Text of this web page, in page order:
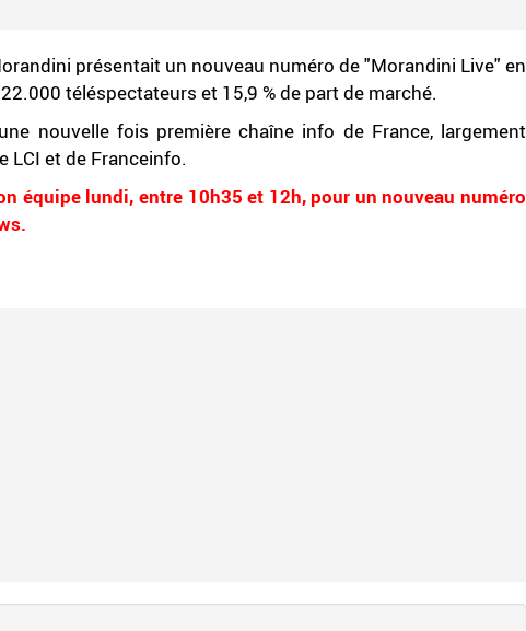
présentait un nouveau numéro de "Morandini Live" en
téléspectateurs et 15,9 % de part de marché.
nouvelle fois première chaîne info de France, largement
LCI et de Franceinfo.
équipe lundi, entre 10h35 et 12h, pour un nouveau numéro